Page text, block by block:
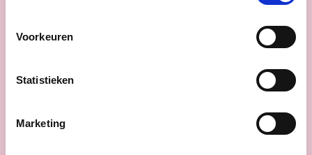
Voorkeuren
Statistieken
Marketing